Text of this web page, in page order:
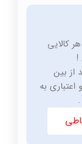
تا 18 ماه هر کالایی
!
از بین
اعتباری به